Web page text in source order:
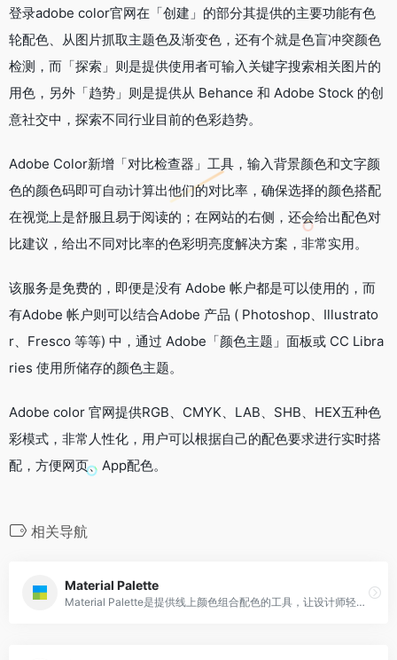
登录adobe color官网在「创建」的部分其提供的主要功能有色
轮配色、从图片抓取主题色及渐变色，还有个就是色盲冲突颜色
检测，而「探索」则是提供使用者可输入关键字搜索相关图片的
用色，另外「趋势」则是提供从 Behance 和 Adobe Stock 的创
意社交中，探索不同行业目前的色彩趋势。
Adobe Color新增「对比检查器」工具，输入背景颜色和文字颜
色的颜色码即可自动计算出他们的对比率，确保选择的颜色搭配
在视觉上是舒服且易于阅读的；在网站的右侧，还会给出配色对
比建议，给出不同对比率的色彩明亮度解决方案，非常实用。
该服务是免费的，即便是没有 Adobe 帐户都是可以使用的，而
有Adobe 帐户则可以结合Adobe 产品 ( Photoshop、Illustrato
r、Fresco 等等) 中，通过 Adobe「颜色主题」面板或 CC Libra
ries 使用所储存的颜色主题。
Adobe color 官网提供RGB、CMYK、LAB、SHB、HEX五种色
彩模式，非常人性化，用户可以根据自己的配色要求进行实时搭
配，方便网页、App配色。
相关导航
Material Palette
Material Palette是提供线上颜色组合配色的工具，让设计师轻松的选择自己喜欢的颜色，用户只要找出想要搭配的两种颜色，它就会显示出两种颜色搭配在一起的效果